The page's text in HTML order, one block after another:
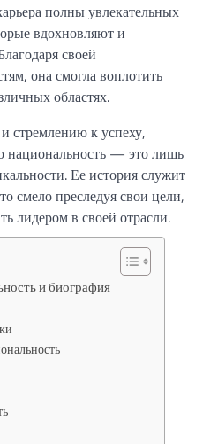
полны увлекательных
вдохновляют и
своей
она смогла воплотить
областях.
стремлению к успеху,
национальность — это лишь
Ее история служит
смело преследуя свои цели,
лидером в своей отрасли.
и биография